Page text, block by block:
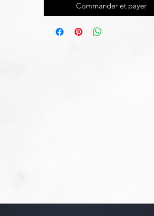
Commander et payer